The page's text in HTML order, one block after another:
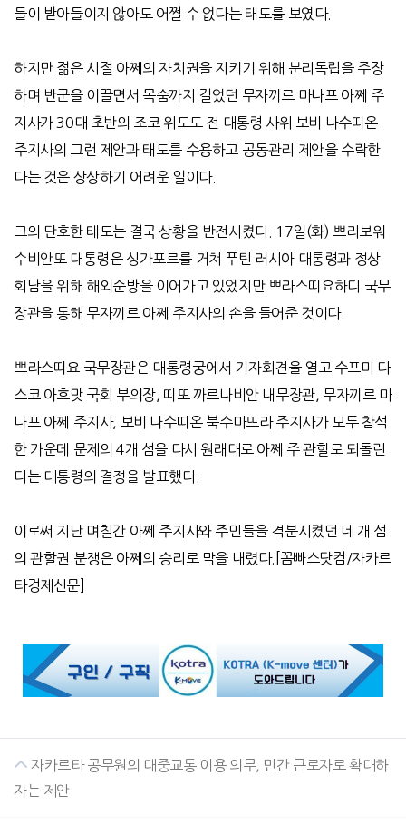
들이 받아들이지 않아도 어쩔 수 없다는 태도를 보였다.
하지만 젊은 시절 아쩨의 자치권을 지키기 위해 분리독립을 주장
하며 반군을 이끌면서 목숨까지 걸었던 무자끼르 마나프 아쩨 주
지사가30대 초반의 조코 위도도 전 대통령 사위 보비 나수띠온
주지사의 그런 제안과 태도를 수용하고 공동관리 제안을 수락한
다는 것은 상상하기 어려운 일이다.
그의 단호한 태도는 결국 상황을 반전시켰다. 17일(화) 쁘라보워
수비안또 대통령은 싱가포르를 거쳐 푸틴 러시아 대통령과 정상
회담을 위해 해외순방을 이어가고 있었지만 쁘라스띠요하디 국무
장관을 통해 무자끼르 아쩨 주지사의 손을 들어준 것이다.
쁘라스띠요 국무장관은 대통령궁에서 기자회견을 열고 수프미 다
스코 아흐맛 국회 부의장, 띠또 까르나비안 내무장관, 무자끼르 마
나프 아쩨 주지사,
보비 나수띠온 북수마뜨라 주지사가 모두 참석
한 가운데 문제의 4개 섬을 다시 원래대로 아쩨 주 관할로 되돌린
다는 대통령의 결정을 발표했다.
이로써 지난 며칠간 아쩨 주지사와 주민들을 격분시켰던 네 개 섬
의 관할권 분쟁은 아쩨의 승리로 막을 내렸다.[ 꼼빠스닷컴 /자카르
타경제신문
자카르타 공무원의 대중교통 이용 의무, 민간 근로자로 확대하
자는 제안